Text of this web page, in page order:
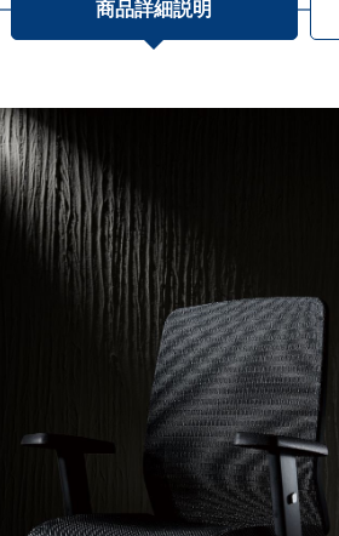
商品詳細説明